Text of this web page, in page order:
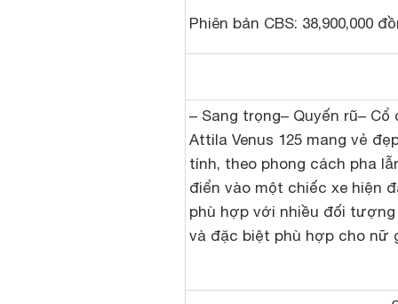
Phiên bản CBS: 38,900,000
– Sang trọng– Quyến rũ– Cổ
Attila Venus 125 mang vẻ
tính, theo phong cách pha
điển vào một chiếc xe hiện
phù hợp với nhiều đối
và đặc biệt phù hợp cho nữ